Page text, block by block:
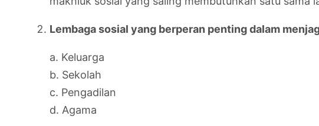
Lembaga sosial yang berperan penting dalam
a. Keluarga
b. Sekolah
c. Pengadilan
d. Agama